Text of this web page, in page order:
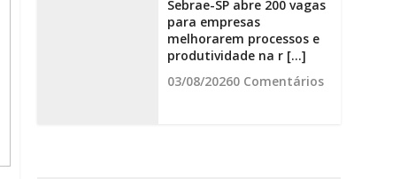
Sebrae-SP abre 200 vagas
para empresas
melhorarem processos e
produtividade na r [...]
03/08/20260 Comentários